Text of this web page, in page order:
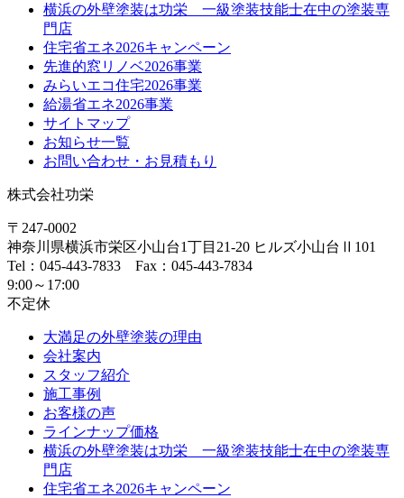
横浜の外壁塗装は功栄 一級塗装技能士在中の塗装専
門店
住宅省エネ2026キャンペーン
先進的窓リノベ2026事業
みらいエコ住宅2026事業
給湯省エネ2026事業
サイトマップ
お知らせ一覧
お問い合わせ・お見積もり
株式会社功栄
〒247-0002
神奈川県横浜市栄区小山台1丁目21-20 ヒルズ小山台Ⅱ101
Tel：045-443-7833 Fax：045-443-7834
9:00～17:00
不定休
大満足の外壁塗装の理由
会社案内
スタッフ紹介
施工事例
お客様の声
ラインナップ価格
横浜の外壁塗装は功栄 一級塗装技能士在中の塗装専
門店
住宅省エネ2026キャンペーン